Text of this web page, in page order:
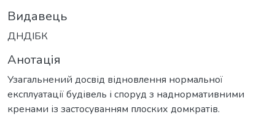
Видавець
ДНДІБК
Анотація
Узагальнений досвід відновлення нормальної
експлуатації будівель і споруд з наднормативними
кренами із застосуванням плоских домкратів.